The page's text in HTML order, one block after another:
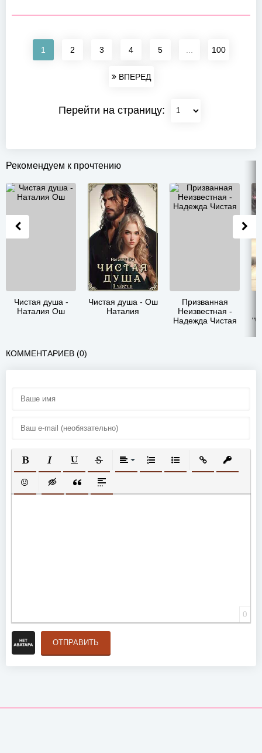
1 2 3 4 5 100
ВПЕРЕД
Перейти на страницу:
Рекомендуем к прочтению
Чистая душа -
Наталия Ош
Чистая душа - Ош
Наталия
Призванная
Неизвестная -
Надежда Чистая
КОММЕНТАРИЕВ (0)
ПОЛУЖИРНЫЙ
КУРСИВПОДЧЕРКНУТЫЙ
ЗАЧЕРКНУТЫЙВЫРАВНИВАНИЕ
НУМЕРОВАННЫЙ СПИСОК
МАРКИРОВАННЫЙ
ВСТАВИТЬ
ВСТАВИТЬ СМАЙЛИК
ВСТАВКА СКРЫТОГО ТЕКСТА
ВСТАВКА ЦИТАТЫ
ВСТАВКА СПОЙЛЕРА
0
ОТПРАВИТЬ